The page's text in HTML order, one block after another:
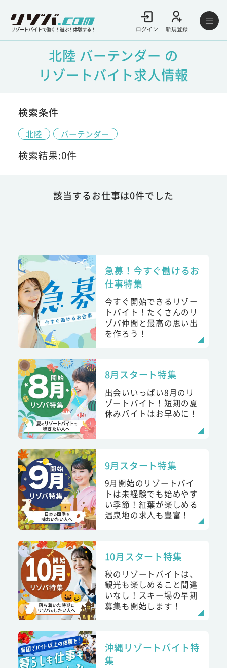
リゾートバイトで働く！遊ぶ！体験する！ ログイン 新規登録
北陸 バーテンダー の
リゾートバイト求人情報
検索条件
北陸 バーテンダー
検索結果:0件
該当するお仕事は0件でした
急募！今すぐ働けるお
仕事特集
今すぐ開始できるリゾー
トバイト！たくさんのリ
ゾバ仲間と最高の思い出
を作ろう！
8月スタート特集
出会いいっぱい8月のリ
ゾートバイト！短期の夏
休みバイトはお早めに！
9月スタート特集
9月開始のリゾートバイ
トは未経験でも始めやす
い季節！紅葉が楽しめる
温泉地の求人も豊富！
10月スタート特集
秋のリゾートバイトは、
観光も楽しめること間違
いなし！スキー場の早期
募集も開始します！
沖縄リゾートバイト特
集